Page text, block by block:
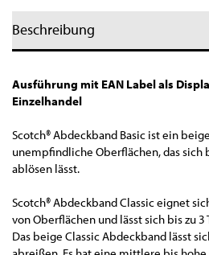
Beschreibung
Ausführung mit EAN Label als
Einzelhandel
Scotch® Abdeckband Basic ist ein
unempfindliche Oberflächen, das sich
ablösen lässt.
Scotch® Abdeckband Classic eignet
von Oberflächen und lässt sich bis zu
Das beige Classic Abdeckband lässt